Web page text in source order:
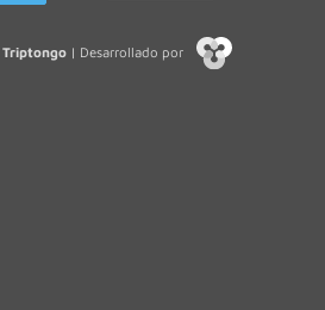
Triptongo| Desarrollado por